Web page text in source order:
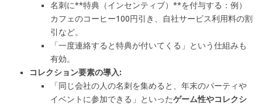
名刺に**特典（インセンティブ）**を付与する：例）
カフェのコーヒー100円引き、自社サービス利用料の割
引など。
「一度連絡すると特典が付いてくる」という仕組みも
有効。
コレクション要素の導入:
「同じ会社の人の名刺を集めると、年末のパーティや
イベントに参加できる」といったゲーム性やコレクシ